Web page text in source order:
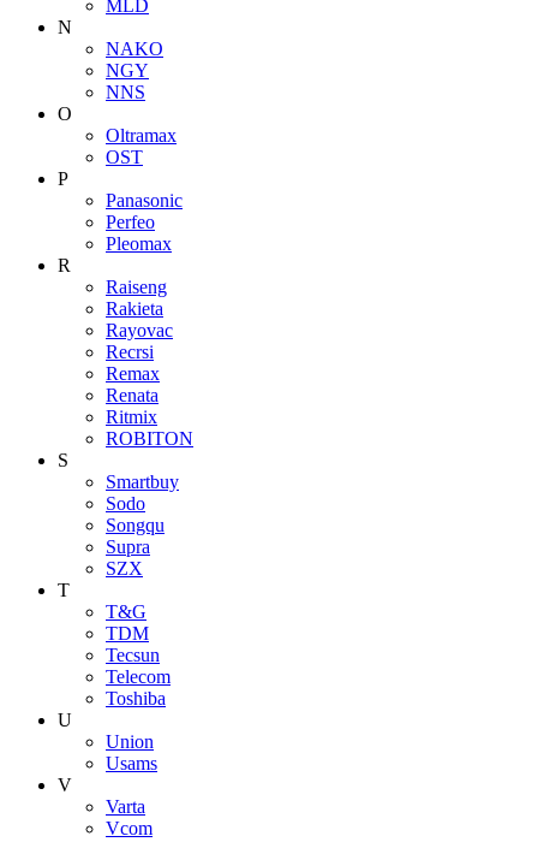
MLD
N
NAKO
NGY
NNS
O
Oltramax
OST
P
Panasonic
Perfeo
Pleomax
R
Raiseng
Rakieta
Rayovac
Recrsi
Remax
Renata
Ritmix
ROBITON
S
Smartbuy
Sodo
Songqu
Supra
SZX
T
T&G
TDM
Tecsun
Telecom
Toshiba
U
Union
Usams
V
Varta
Vcom